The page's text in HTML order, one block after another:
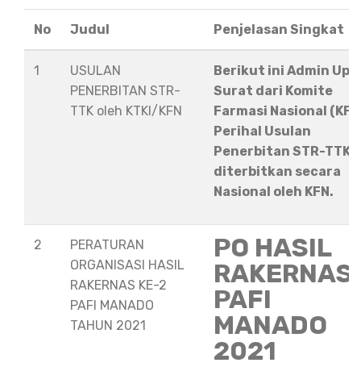
No Judul Penjelasan Singkat
1
USULAN
PENERBITAN STR-
TTK oleh KTKI/KFN
Berikut ini Admin
Surat dari Komite
Farmasi Nasional
Perihal Usulan
Penerbitan STR-TTK
diterbitkan secara
Nasional oleh KFN.
2
PERATURAN
ORGANISASI HASIL
RAKERNAS KE-2
PAFI MANADO
TAHUN 2021
PO HASIL
RAKERNAS
PAFI
MANADO
2021